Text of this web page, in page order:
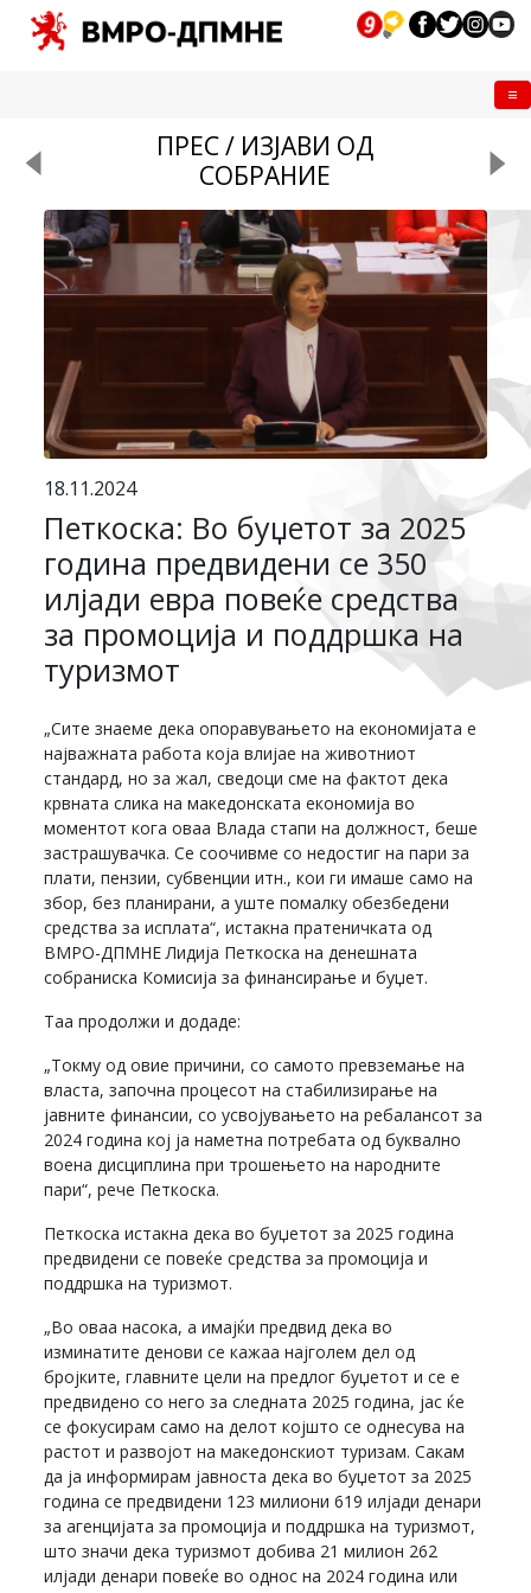
ПРЕС / ИЗЈАВИ ОД
СОБРАНИЕ
18.11.2024
Петкоска: Во буџетот за 2025
година предвидени се 350
илјади евра повеќе средства
за промоција и поддршка на
туризмот
„Сите знаеме дека опоравувањето на економијата е
најважната работа која влијае на животниот
стандард, но за жал, сведоци сме на фактот дека
крвната слика на македонската економија во
моментот кога оваа Влада стапи на должност, беше
застрашувачка. Се соочивме со недостиг на пари за
плати, пензии, субвенции итн., кои ги имаше само на
збор, без планирани, а уште помалку обезбедени
средства за исплата“, истакна пратеничката од
ВМРО-ДПМНЕ Лидија Петкоска на денешната
собраниска Комисија за финансирање и буџет.
Таа продолжи и додаде:
„Токму од овие причини, со самото превземање на
власта, започна процесот на стабилизирање на
јавните финансии, со усвојувањето на ребалансот за
2024 година кој ја наметна потребата од буквално
воена дисциплина при трошењето на народните
пари“, рече Петкоска.
Петкоска истакна дека во буџетот за 2025 година
предвидени се повеќе средства за промоција и
поддршка на туризмот.
„Во оваа насока, а имајќи предвид дека во
изминатите денови се кажаа најголем дел од
бројките, главните цели на предлог буџетот и се е
предвидено со него за следната 2025 година, јас ќе
се фокусирам само на делот којшто се однесува на
растот и развојот на македонскиот туризам. Сакам
да ја информирам јавноста дека во буџетот за 2025
година се предвидени 123 милиони 619 илјади денари
за агенцијата за промоција и поддршка на туризмот,
што значи дека туризмот добива 21 милион 262
илјади денари повеќе во однос на 2024 година или